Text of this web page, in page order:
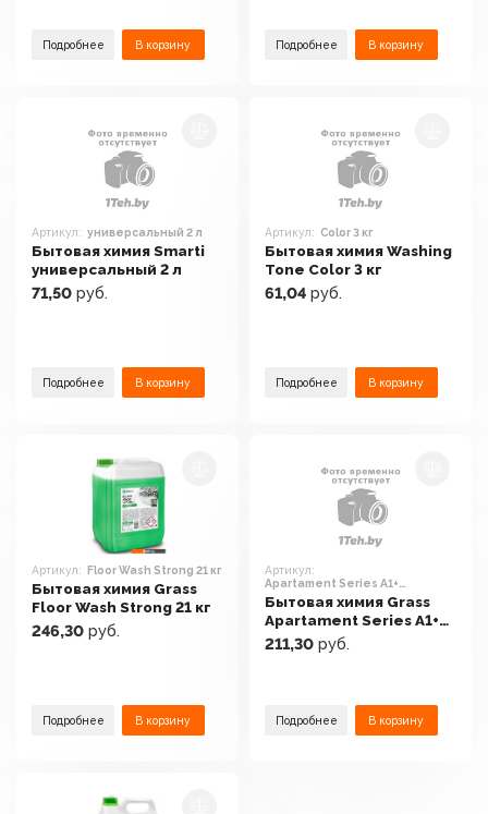
Подробнее В корзину Подробнее В корзину
Артикул: универсальный 2 л
Бытовая химия Smarti
универсальный 2 л
71,50 руб.
Подробнее В корзину
Артикул: Color 3 кг
Бытовая химия Washing
Tone Color 3 кг
61,04 руб.
Подробнее В корзину
Артикул: Floor Wash Strong 21 кг
Бытовая химия Grass
Floor Wash Strong 21 кг
246,30 руб.
Подробнее В корзину
Артикул:
Apartament Series А1+
концентрат 125257 5 л
Бытовая химия Grass
Apartament Series А1+
концентрат 125257 5 л
211,30 руб.
Подробнее В корзину